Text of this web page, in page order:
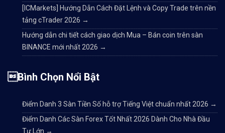
[ICMarkets] Hướng Dẫn Cách Đặt Lệnh và Copy Trade trên nền
tảng cTrader 2026 →
Hướng dẫn chi tiết cách giao dịch Mua – Bán coin trên sàn
BINANCE mới nhất 2026 →
Bình Chọn Nổi Bật
Điểm Danh 3 Sàn Tiền Số hỗ trợ Tiếng Việt chuẩn nhất 2026 →
Điểm Danh Các Sàn Forex Tốt Nhất 2026 Dành Cho Nhà Đầu
Tư Lớn →